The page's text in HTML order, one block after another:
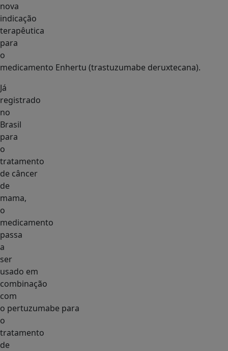
nova
indicação
terapêutica
para
o
medicamento Enhertu (trastuzumabe deruxtecana).
Já
registrado
no
Brasil
para
o
tratamento
de câncer
de
mama,
o
medicamento
passa
a
ser
usado em
combinação
com
o pertuzumabe para
o
tratamento
de